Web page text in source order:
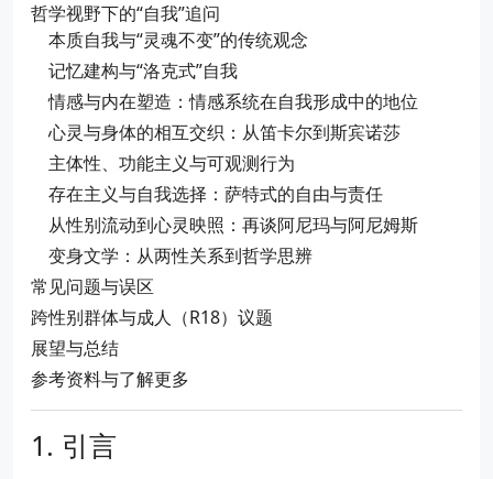
哲学视野下的“自我”追问
本质自我与“灵魂不变”的传统观念
记忆建构与“洛克式”自我
情感与内在塑造：情感系统在自我形成中的地位
心灵与身体的相互交织：从笛卡尔到斯宾诺莎
主体性、功能主义与可观测行为
存在主义与自我选择：萨特式的自由与责任
从性别流动到心灵映照：再谈阿尼玛与阿尼姆斯
变身文学：从两性关系到哲学思辨
常见问题与误区
跨性别群体与成人（R18）议题
展望与总结
参考资料与了解更多
引言